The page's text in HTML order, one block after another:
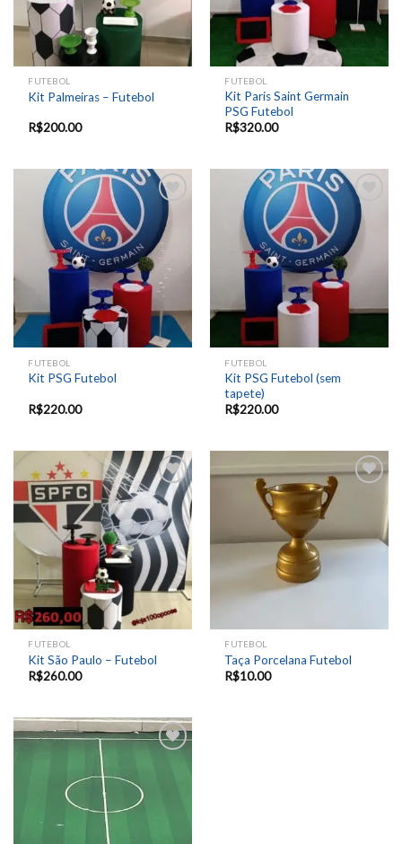
FUTEBOL
Kit Palmeiras – Futebol
R$200.00
FUTEBOL
Kit Paris Saint Germain
PSG Futebol
R$320.00
Add to
wishlist
FUTEBOL
Kit PSG Futebol
R$220.00
Add to
wishlist
FUTEBOL
Kit PSG Futebol (sem
tapete)
R$220.00
Add to
wishlist
FUTEBOL
Kit São Paulo – Futebol
R$260.00
FUTEBOL
Taça Porcelana Futebol
R$10.00